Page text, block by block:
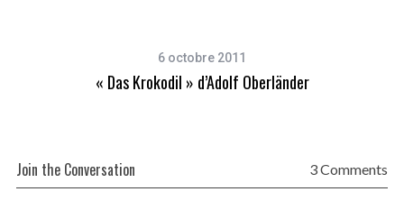
6 octobre 2011
« Das Krokodil » d’Adolf Oberländer
Join the Conversation 3 Comments